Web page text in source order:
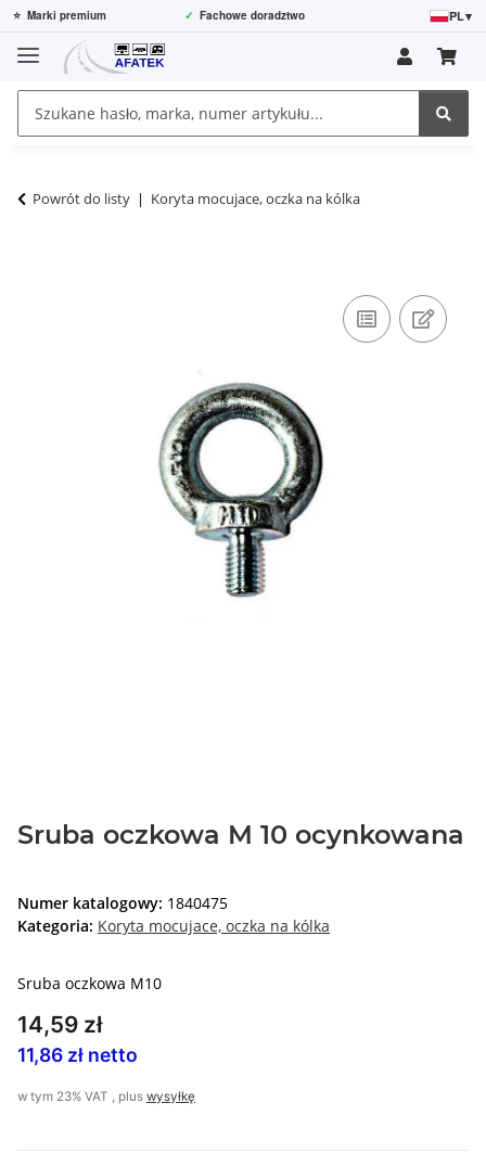
⭐ Marki premium ✓ Fachowe doradztwo PL▾
Powrót do listy Koryta mocujace, oczka na kólka
Sruba oczkowa M 10 ocynkowana
Numer katalogowy: 1840475
Kategoria: Koryta mocujace, oczka na kólka
Sruba oczkowa M10
14,59 zł
11,86 zł netto
w tym 23% VAT , plus wysyłkę